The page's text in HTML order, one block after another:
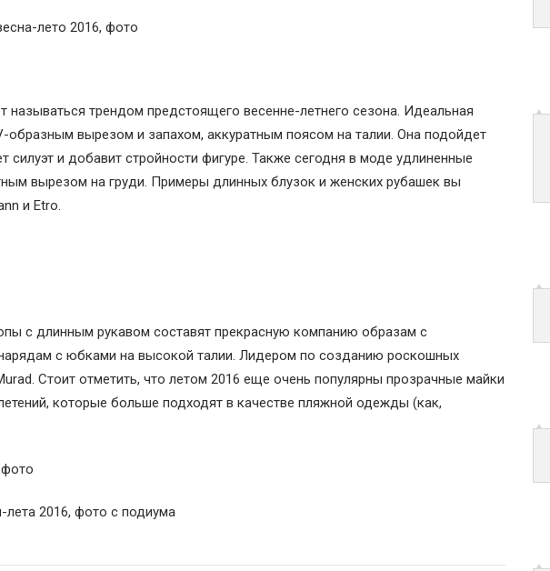
называться трендом предстоящего весенне-летнего сезона. Идеальная
образным вырезом и запахом, аккуратным поясом на талии. Она подойдет
и добавит стройности фигуре. Также сегодня в моде удлиненные
вырезом на груди. Примеры длинных блузок и женских рубашек вы
и Etro.
с длинным рукавом составят прекрасную компанию образам с
с юбками на высокой талии. Лидером по созданию роскошных
Стоит отметить, что летом 2016 еще очень популярны прозрачные майки
которые больше подходят в качестве пляжной одежды (как,